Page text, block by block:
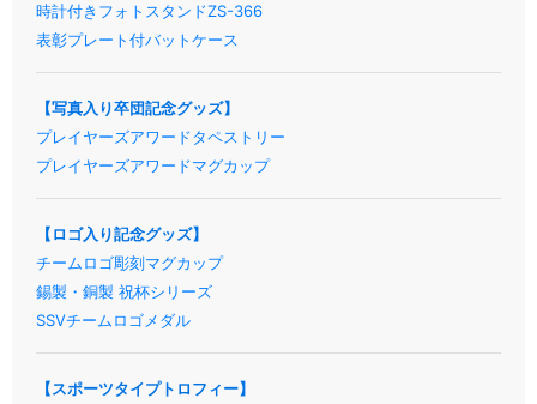
時計付きフォトスタンドZS-366
表彰プレート付バットケース
【写真入り卒団記念グッズ】
プレイヤーズアワードタペストリー
プレイヤーズアワードマグカップ
【ロゴ入り記念グッズ】
チームロゴ彫刻マグカップ
錫製・銅製 祝杯シリーズ
SSVチームロゴメダル
【スポーツタイプトロフィー】